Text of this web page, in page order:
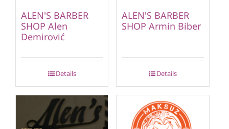
ALEN'S BARBER
SHOP Alen
Demirović
Details
ALEN'S BARBER
SHOP Armin Biber
Details